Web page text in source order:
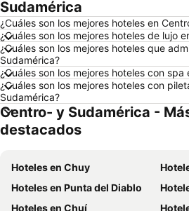
Hoteles en Maceió
Hoteles en Ámsterdam
Hoteles en Maragogi
Hoteles en Brasil
Hoteles en Uruguay
Hoteles
Hoteles en Argentina
Hoteles en Rocha
Hoteles en Salto
Hoteles en Bahamas
Sudamérica
¿Cuáles son los mejores hoteles en
¿Cuáles son los mejores hoteles de lujo
¿Cuáles son los mejores hoteles que
Sudamérica?
¿Cuáles son los mejores hoteles con
¿Cuáles son los mejores hoteles con
Sudamérica?
Centro- y Sudamérica -
destacados
Hoteles en Chuy
Hoteles en Punta del Diablo
Hoteles en Chuí